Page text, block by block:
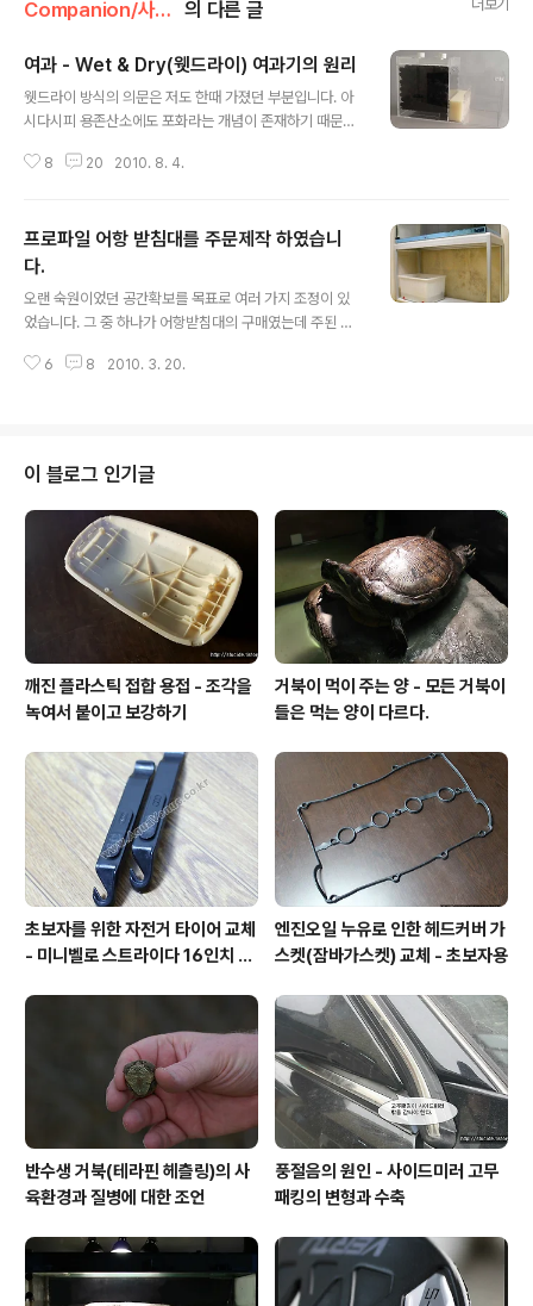
Companion/사육장비 일반 의 다른 글 더보기
여과 - Wet & Dry(웻드라이) 여과기의 원리
웻드라이 방식의 의문은 저도 한때 가졌던 부분입니다. 아
시다시피 용존산소에도 포화라는 개념이 존재하기 때문이
습니다. 그렇기 때문에 웻드라이는 다른 개념을 적용하였
이죠. 산소의 전달은 물의 표면에서 이루어지며 일반적인
사육수조에서는 물의 표면적을 넓히는 방법에 많은 제한을
가지고 있습니다. 이러한 물의 표면적을 넓히기 위하여 웻
드라이에서는 바이오볼이라는 표면적을 극대화하기 위한
여과재를 사용하며 공기중에 노출된 여과재의 표면을 항상
물에 젖어 있도록 살수조에 수납하여 물을 똑똑똑 흐르게
8 20 2010. 8. 4.
프로파일 어항 받침대를 주문제작 하였습니
다.
오랜 숙원이었던 공간확보를 목표로 여러 가지 조정이 있
었습니다. 그 중 하나가 어항받침대의 구매였는데 주된 목
에 여러가지 제품들이 존재하기는 하지만 하단의 공간까지
였습니다. 제품을 받아보기 전 약간 부담스러웠던 점은 이
러한 제품을 제작하는데 있어 실제 가해질 어항의 무게나
응력, 휨모멘트 등을 고려하여 설계가 되지 않을 것이라는
점이었습니다. 이 세상의 모든 물질들은 크던 작던 크리프
(Creep)라는 특성을 가지고 있습니다. 하중이 가해지면
아주 서서히 처짐이 발생한다는 것이 바로 그것인..
6 8 2010. 3. 20.
이 블로그 인기글
깨진 플라스틱 접합 용접 - 조각을
녹여서 붙이고 보강하기
거북이 먹이 주는 양 - 모든 거북이
들은 먹는 양이 다르다.
초보자를 위한 자전거 타이어 교체
- 미니벨로 스트라이다 16인치 타
엔진오일 누유로 인한 헤드커버 가
스켓(잠바가스켓) 교체 - 초보자용
반수생 거북(테라핀 헤츨링)의 사
육환경과 질병에 대한 조언
풍절음의 원인 - 사이드미러 고무
패킹의 변형과 수축